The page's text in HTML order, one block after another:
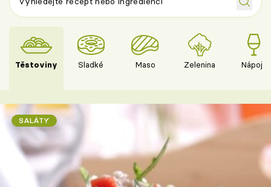
Těstoviny Sladké Maso Zelenina Nápoje
SALÁTY